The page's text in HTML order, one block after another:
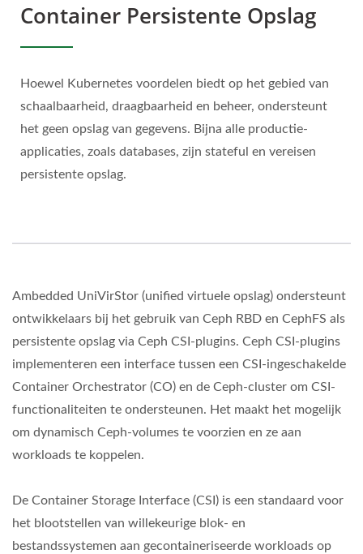
Container Persistente Opslag
Hoewel Kubernetes voordelen biedt op het gebied van
schaalbaarheid, draagbaarheid en beheer, ondersteunt
het geen opslag van gegevens. Bijna alle productie-
applicaties, zoals databases, zijn stateful en vereisen
persistente opslag.
Ambedded UniVirStor (unified virtuele opslag) ondersteunt
ontwikkelaars bij het gebruik van Ceph RBD en CephFS als
persistente opslag via Ceph CSI-plugins. Ceph CSI-plugins
implementeren een interface tussen een CSI-ingeschakelde
Container Orchestrator (CO) en de Ceph-cluster om CSI-
functionaliteiten te ondersteunen. Het maakt het mogelijk
om dynamisch Ceph-volumes te voorzien en ze aan
workloads te koppelen.
De Container Storage Interface (CSI) is een standaard voor
het blootstellen van willekeurige blok- en
bestandssystemen aan gecontaineriseerde workloads op